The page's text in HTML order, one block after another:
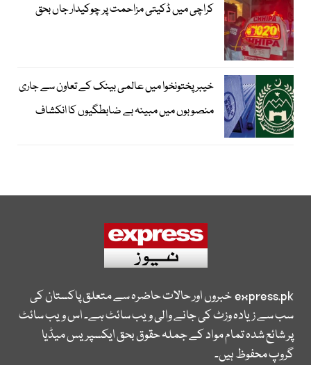
کراچی میں ڈکیتی مزاحمت پر چوکیدار جاں بحق
خیبرپختونخوا میں عالمی بینک کے تعاون سے جاری
منصوبوں میں مبینہ بے ضابطگیوں کا انکشاف
express.pkخبروں اور حالات حاضرہ سے متعلق پاکستان کی
سب سے زیادہ وزٹ کی جانے والی ویب سائٹ ہے۔ اس ویب سائٹ
پر شائع شدہ تمام مواد کے جملہ حقوق بحق ایکسپریس میڈیا
گروپ محفوظ ہیں۔